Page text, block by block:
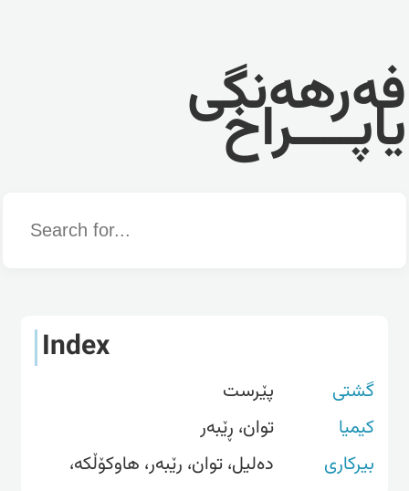
فەرهەنگی
یاپــــراخ
Word
Index
گشتی
پێرست
کیمیا
توان، ڕێبەر
بیرکاری
دەلیل، توان، رێبەر، هاوکۆڵکە،